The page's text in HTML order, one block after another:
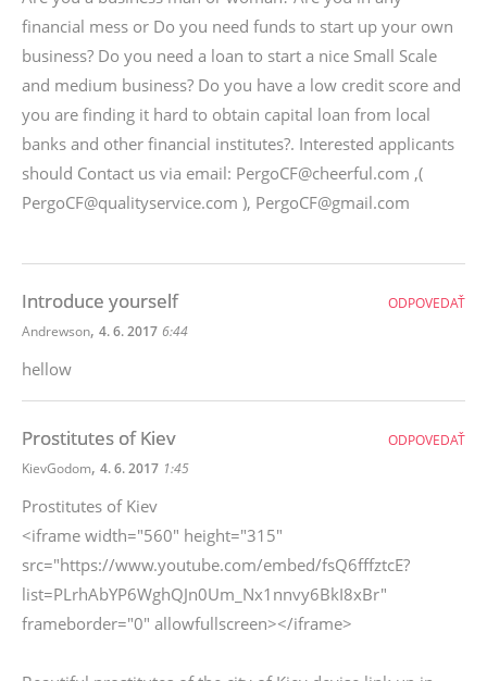
financial mess or Do you need funds to start up your own
business? Do you need a loan to start a nice Small Scale
and medium business? Do you have a low credit score and
you are finding it hard to obtain capital loan from local
banks and other financial institutes?. Interested applicants
should Contact us via email: PergoCF@cheerful.com ,(
PergoCF@qualityservice.com ), PergoCF@gmail.com
Introduce yourself
Andrewson, 4. 6. 2017 6:44
hellow
ODPOVEDAŤ
Prostitutes of Kiev
KievGodom, 4. 6. 2017 1:45
Prostitutes of Kiev
<iframe width="560" height="315"
src="https://www.youtube.com/embed/fsQ6fffztcE?
list=PLrhAbYP6WghQJn0Um_Nx1nnvy6BkI8xBr"
frameborder="0" allowfullscreen></iframe>
ODPOVEDAŤ